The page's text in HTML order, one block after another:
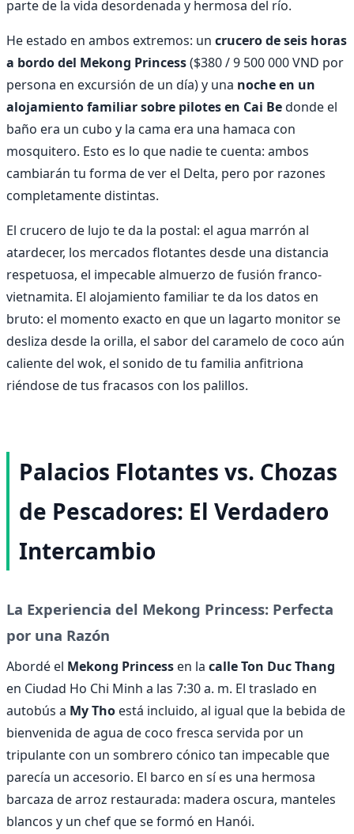
parte de la vida desordenada y hermosa del río.
He estado en ambos extremos: un crucero de seis horas
a bordo del Mekong Princess($380 / 9 500 000 VND por
persona en excursión de un día) y una noche en un
alojamiento familiar sobre pilotes en Cai Bedonde el
baño era un cubo y la cama era una hamaca con
mosquitero. Esto es lo que nadie te cuenta: ambos
cambiarán tu forma de ver el Delta, pero por razones
completamente distintas.
El crucero de lujo te da la postal: el agua marrón al
atardecer, los mercados flotantes desde una distancia
respetuosa, el impecable almuerzo de fusión franco-
vietnamita. El alojamiento familiar te da los datos en
bruto: el momento exacto en que un lagarto monitor se
desliza desde la orilla, el sabor del caramelo de coco aún
caliente del wok, el sonido de tu familia anfitriona
riéndose de tus fracasos con los palillos.
Palacios Flotantes vs. Chozas
de Pescadores: El Verdadero
Intercambio
La Experiencia del Mekong Princess: Perfecta
por una Razón
Abordé el Mekong Princess en la calle Ton Duc Thang
en Ciudad Ho Chi Minh a las 7:30 a. m. El traslado en
autobús a My Tho está incluido, al igual que la bebida de
bienvenida de agua de coco fresca servida por un
tripulante con un sombrero cónico tan impecable que
parecía un accesorio. El barco en sí es una hermosa
barcaza de arroz restaurada: madera oscura, manteles
blancos y un chef que se formó en Hanói.